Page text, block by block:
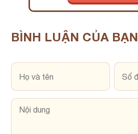
BÌNH LUẬN CỦA BẠN